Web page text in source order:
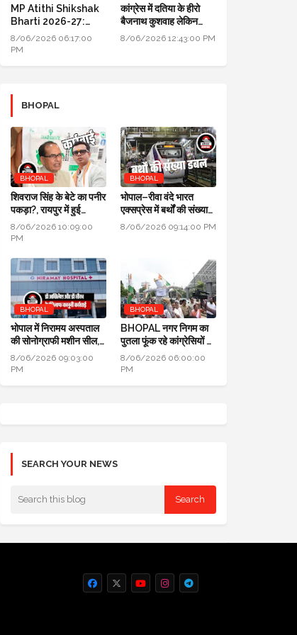
MP Atithi Shikshak
Bharti 2026-27:
प्रोफाइल अपडेट और
ज्वाइनिंग की प्रक्रिया शुरू
8/06/2026 06:17:00
PM
कांग्रेस में दतिया के हीरो
बैजनाथ कुशवाह लेकिन
क्रेडिट जयवर्धन सिंह को
8/06/2026 12:43:00 PM
BHOPAL
BHOPAL
शिवराज सिंह के बेटे का पनीर
पकड़ा?, रायपुर में हुई
कार्रवाई, जांच के लिए लैब
भेजा
8/06/2026 10:09:00
PM
BHOPAL
भोपाल–रीवा वंदे भारत
एक्सप्रेस में बर्थों की संख्या
डबल से ज्यादा हुई
8/06/2026 09:14:00 PM
BHOPAL
भोपाल में निरामय अस्पताल
की सोनोग्राफी मशीन सील,
सीएमएचओ ने की कार्यवाही
8/06/2026 09:03:00
PM
BHOPAL
BHOPAL नगर निगम का
पुतला फूंक रहे कांग्रेसियों ने
कहा: जब एरिया कमर्शियल
नहीं तो टैक्स क्यों लिया
8/06/2026 06:00:00
PM
SEARCH YOUR NEWS